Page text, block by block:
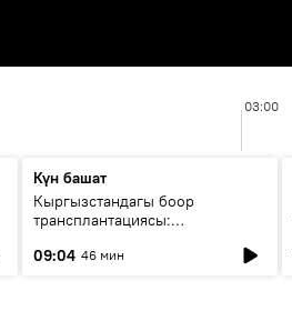
03:00
Күн башат
Кыргызстандагы боор
трансплантациясы:
келечеги
09:04 46 мин